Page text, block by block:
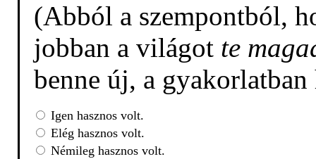
(Abból a szempontból,
jobban a világot te
benne új, a
Igen hasznos volt.
Elég hasznos volt.
Némileg hasznos volt.